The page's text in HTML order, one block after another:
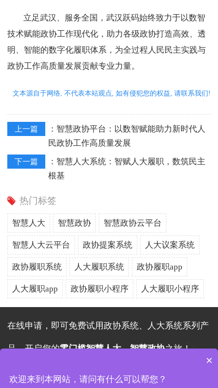
立足武汉、服务全国，武汉跃码始终致力于以数智
技术赋能政协工作现代化，助力各级政协打造高效、透
明、智能的数字化履职体系，为全过程人民民主实践与
政协工作高质量发展贡献专业力量。
文本源自于网络, 不代表本站观点, 如有侵犯您的权益, 请联系我们!
上一篇 ： 智慧政协平台：以数智赋能助力新时代人
民政协工作高质量发展
下一篇 ： 智慧人大系统：智赋人大履职，数筑民主
根基
热门标签
智慧人大 智慧政协 智慧政协云平台
智慧人大云平台 政协提案系统 人大议案系统
政协履职系统 人大履职系统 政协履职app
人大履职app 政协履职小程序 人大履职小程序
在线申请，即可免费试用政协系统、人大系统系列产
品，开启您的零门槛智慧人大、智慧政协之旅！
在线申请
×
欢迎来到本网站，请问有什么可以帮您？